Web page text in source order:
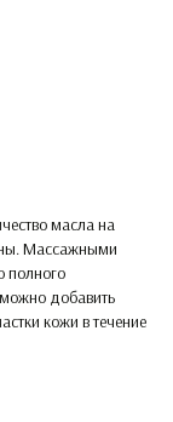
масла на
Массажными
полного
добавить
кожи в течение